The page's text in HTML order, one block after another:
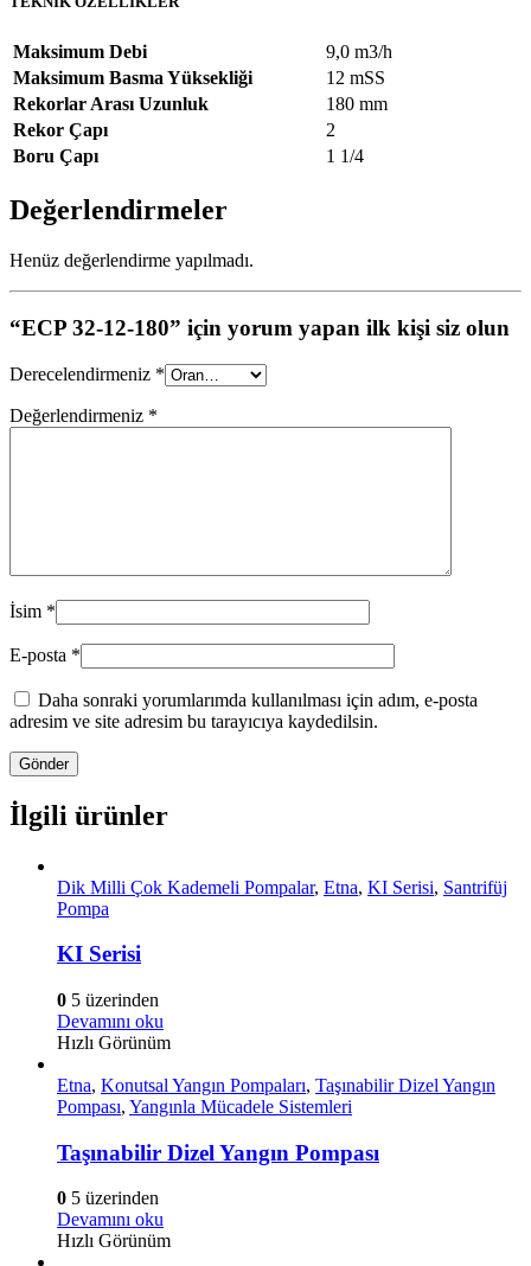
Maksimum Debi
9,0 m3/h
Maksimum Basma Yüksekliği
12 mSS
Rekorlar Arası Uzunluk
180 mm
Rekor Çapı
2
Boru Çapı
1 1/4
Değerlendirmeler
Henüz değerlendirme yapılmadı.
“ECP 32-12-180” için yorum yapan ilk kişi siz olun
Derecelendirmeniz *
Değerlendirmeniz *
İsim *
E-posta *
Daha sonraki yorumlarımda kullanılması için adım, e-posta
adresim ve site adresim bu tarayıcıya kaydedilsin.
İlgili ürünler
Dik Milli Çok Kademeli Pompalar, Etna, KI Serisi, Santrifüj
Pompa
KI Serisi
0 5 üzerinden
Devamını oku
Hızlı Görünüm
Etna, Konutsal Yangın Pompaları, Taşınabilir Dizel Yangın
Pompası, Yangınla Mücadele Sistemleri
Taşınabilir Dizel Yangın Pompası
0 5 üzerinden
Devamını oku
Hızlı Görünüm